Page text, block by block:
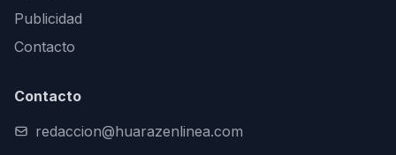
Publicidad
Contacto
Contacto
redaccion@huarazenlinea.com